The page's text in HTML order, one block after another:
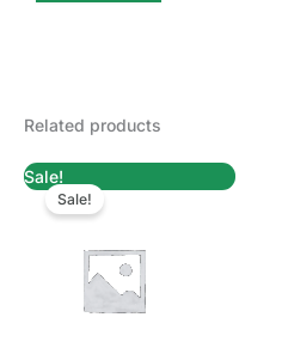
Related products
Sale!
Sale!
Original
price
was:
price